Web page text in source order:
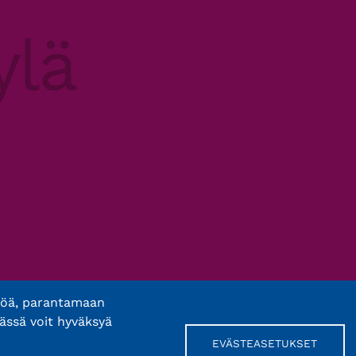
parantamaan
voit hyväksyä
EVÄSTEASETUKSET